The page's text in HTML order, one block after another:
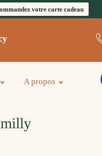
votre carte cadeau
A propos